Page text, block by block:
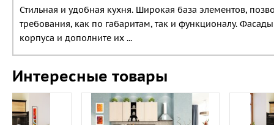
Стильная и удобная кухня. Широкая база элементов,
требования, как по габаритам, так и функционалу.
корпуса и дополните их ...
Интересные товары